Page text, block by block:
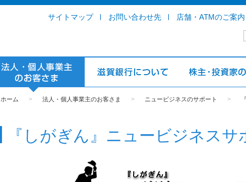
サイトマップ お問い合わせ先 店舗・ATMのご案内
ホーム > 法人・個人事業主のお客さま > ニュービジネスのサポート >
『しがぎん』ニュービジネスサ